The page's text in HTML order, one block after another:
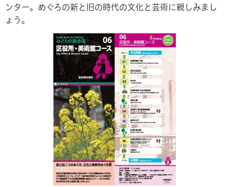
ンター。めぐろの新と旧の時代の文化と芸術に親しみまし
ょう。